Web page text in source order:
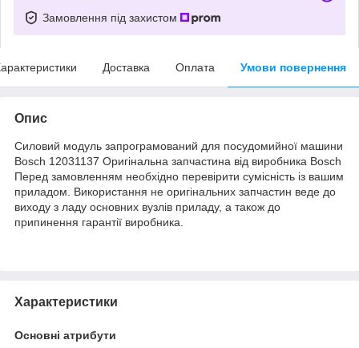
Замовлення під захистом
Доставка Оплата Умови повернення
Опис
Силовий модуль запрограмований для посудомийної машини
Bosch 12031137 Оригінальна запчастина від виробника Bosch
Перед замовленням необхідно перевірити сумісність із вашим
приладом. Використання не оригінальних запчастин веде до
виходу з ладу основних вузлів приладу, а також до
припинення гарантії виробника.
Характеристики
Основні атрибути